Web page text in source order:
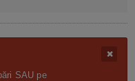
SAU pe